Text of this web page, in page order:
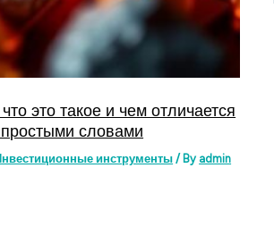
это такое и чем отличается
словами
инструменты / By admin